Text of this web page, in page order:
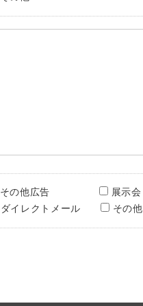
その他広告 展示会
ダイレクトメール その他